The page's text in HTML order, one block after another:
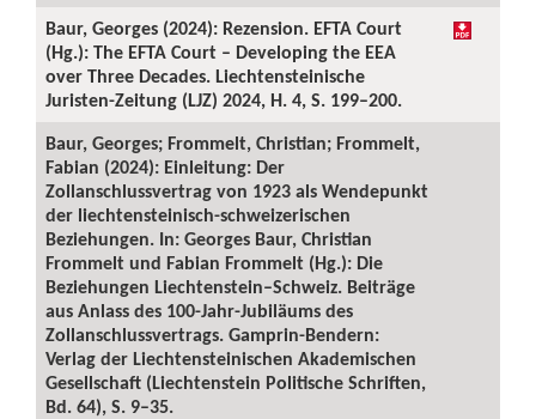
Baur, Georges (2024): Rezension. EFTA Court
(Hg.): The EFTA Court – Developing the EEA
over Three Decades. Liechtensteinische
Juristen-Zeitung (LJZ) 2024, H. 4, S. 199–200.
Baur, Georges; Frommelt, Christian; Frommelt,
Fabian (2024): Einleitung: Der
Zollanschlussvertrag von 1923 als Wendepunkt
der liechtensteinisch-schweizerischen
Beziehungen. In: Georges Baur, Christian
Frommelt und Fabian Frommelt (Hg.): Die
Beziehungen Liechtenstein–Schweiz. Beiträge
aus Anlass des 100-Jahr-Jubiläums des
Zollanschlussvertrags. Gamprin-Bendern:
Verlag der Liechtensteinischen Akademischen
Gesellschaft (Liechtenstein Politische Schriften,
Bd. 64), S. 9–35.